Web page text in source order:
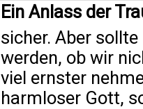
Ein Anlass der
sicher. Aber
werden, ob wir
viel ernster
harmloser Gott,